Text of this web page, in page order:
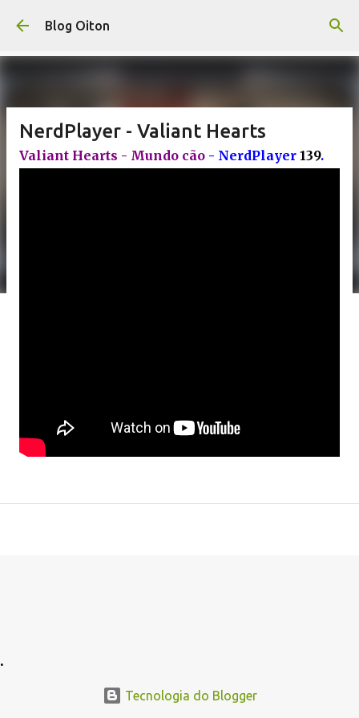
Pular para o conteúdo principal
Blog Oiton
NerdPlayer - Valiant Hearts
Valiant Hearts - Mundo cão - NerdPlayer 139.
.
Tecnologia do Blogger